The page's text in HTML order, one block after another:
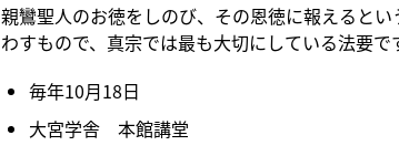
親鸞聖人のお徳をしのび、その恩徳に報えるとい
わすもので、真宗では最も大切にしている法要で
毎年10月18日
大宮学舎 本館講堂